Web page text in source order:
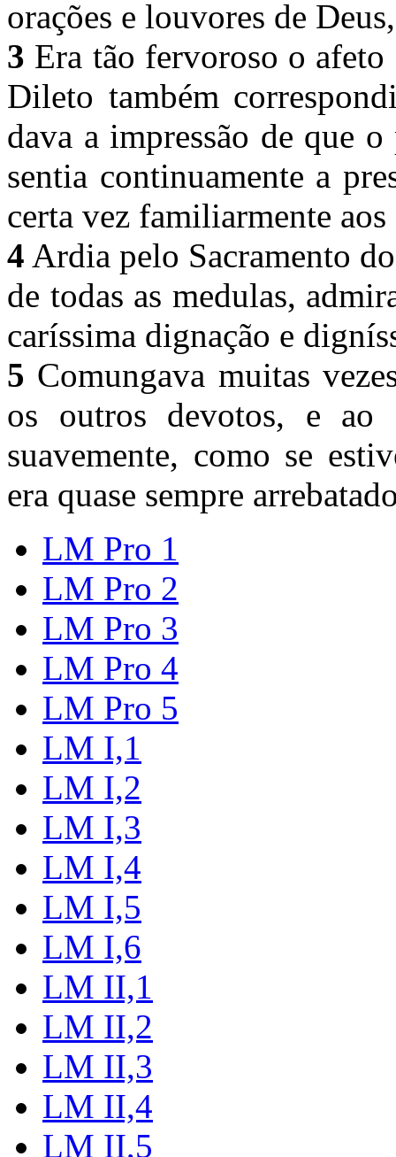
orações e louvores de
3 Era tão fervoroso o
Dileto também
dava a impressão de que
sentia continuamente a
certa vez familiarmente
4 Ardia pelo Sacramento
de todas as medulas,
caríssima dignação e
5 Comungava muitas
os outros devotos, e ao
suavemente, como se
era quase sempre
LM Pro 1
LM Pro 2
LM Pro 3
LM Pro 4
LM Pro 5
LM I,1
LM I,2
LM I,3
LM I,4
LM I,5
LM I,6
LM II,1
LM II,2
LM II,3
LM II,4
LM II,5